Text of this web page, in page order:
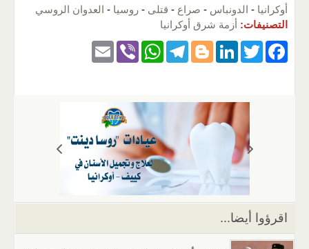
أوكرانيا - الدونباس - صراع - قتلى - روسيا - العدوان الروسي
التصنيفات: أزمة شرق أوكرانيا
F
k
T
er
Li
e
Bl
er
T
gr
a
m
W
s
A
p
p
Vi
اقرؤوا أيضا...